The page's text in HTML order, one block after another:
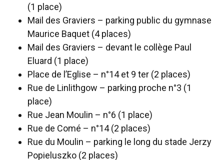
(1 place)
Mail des Graviers – parking public du gymnase
Maurice Baquet (4 places)
Mail des Graviers – devant le collège Paul
Eluard (1 place)
Place de l’Eglise – n°14 et 9 ter (2 places)
Rue de Linlithgow – parking proche n°3 (1
place)
Rue Jean Moulin – n°6 (1 place)
Rue de Comé – n°14 (2 places)
Rue du Moulin – parking le long du stade Jerzy
Popieluszko (2 places)